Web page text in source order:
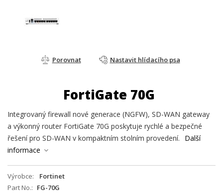
Porovnat Nastavit hlídacího psa
FortiGate 70G
Integrovaný firewall nové generace (NGFW), SD-WAN gateway
a výkonný router FortiGate 70G poskytuje rychlé a bezpečné
řešení pro SD-WAN v kompaktním stolním provedení.
Další
informace
Výrobce
Fortinet
Part No.
FG-70G